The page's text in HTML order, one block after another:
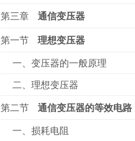
第三章
通信变压器
第一节
理想变压器
一、变压器的一般原理
二、理想变压器
第二节
通信变压器的等效电路
一、损耗电阻